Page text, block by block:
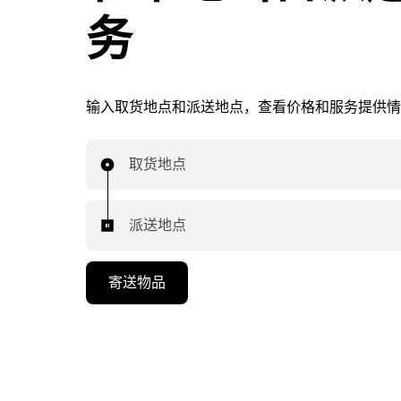
务
输入取货地点和派送地点，查看价格和服务提供
取货地点
派送地点
寄送物品